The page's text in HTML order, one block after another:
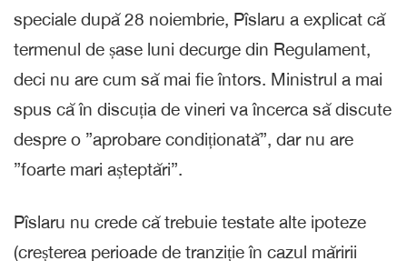
speciale după 28 noiembrie, Pîslaru a explicat că
termenul de șase luni decurge din Regulament,
deci nu are cum să mai fie întors. Ministrul a mai
spus că în discuția de vineri va încerca să discute
despre o ”aprobare condiționată”, dar nu are
”foarte mari așteptări”.
Pîslaru nu crede că trebuie testate alte ipoteze
(creșterea perioade de tranziție în cazul măririi